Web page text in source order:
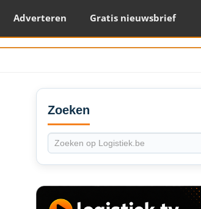
Adverteren Gratis nieuwsbrief
Secondary
Sidebar
Zoeken